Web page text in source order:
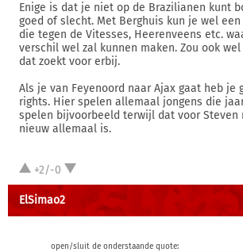
Enige is dat je niet op de Brazilianen kunt
goed of slecht. Met Berghuis kun je wel
die tegen de Vitesses, Heerenveens etc.
verschil wel zal kunnen maken. Zou ook
dat zoekt voor erbij.
Als je van Feyenoord naar Ajax gaat heb je
rights. Hier spelen allemaal jongens die
spelen bijvoorbeeld terwijl dat voor Steven
nieuw allemaal is.
+2/-0
ElSimao2
open/sluit de onderstaande quote: